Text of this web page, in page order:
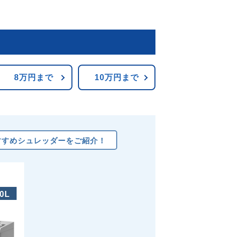
8万円まで 10万円まで
めシュレッダーをご紹介！